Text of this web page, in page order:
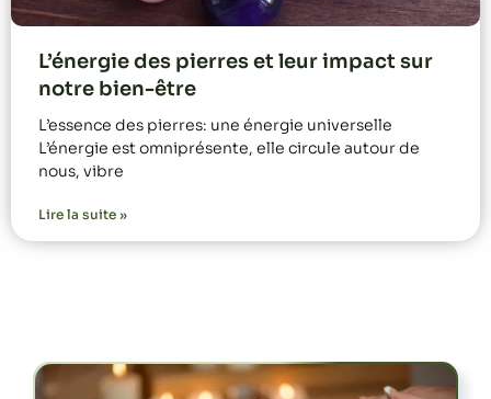
L’énergie des pierres et leur impact sur
notre bien-être
L’essence des pierres: une énergie universelle
L’énergie est omniprésente, elle circule autour de
nous, vibre
Lire la suite »